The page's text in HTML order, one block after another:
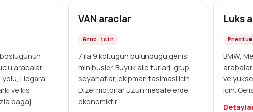
arabalar.
Llogara
ve kis
bagaj.
VAN araclar
Grup icin
7 ila 9 koltugun bulundugu genis
minibusler. Buyuk aile turlari, grup
seyahatlar, ekipman tasimasi icin.
Dizel motorlar uzun mesafelerde
ekonomiktir.
Luks
BMW,
ve
icin.